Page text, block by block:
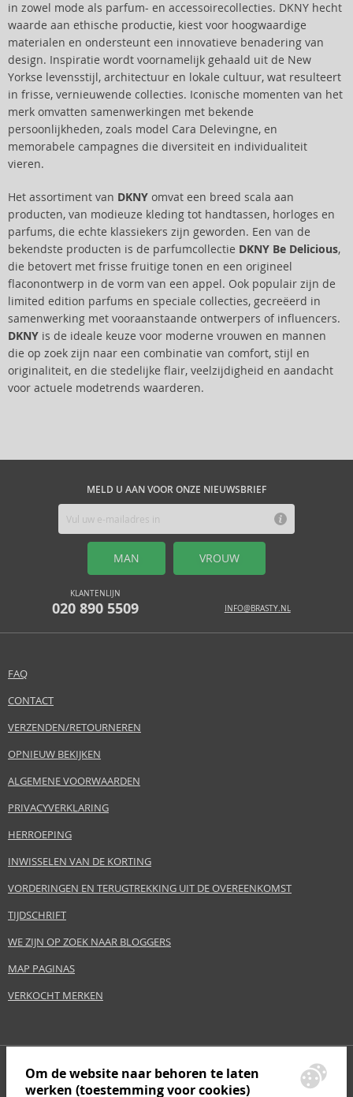
in zowel mode als parfum- en accessoirecollecties. DKNY hecht
waarde aan ethische productie, kiest voor hoogwaardige
materialen en ondersteunt een innovatieve benadering van
design. Inspiratie wordt voornamelijk gehaald uit de New
Yorkse levensstijl, architectuur en lokale cultuur, wat resulteert
in frisse, vernieuwende collecties. Iconische momenten van het
merk omvatten samenwerkingen met bekende
persoonlijkheden, zoals model Cara Delevingne, en
memorabele campagnes die diversiteit en individualiteit
vieren.
Het assortiment van DKNY omvat een breed scala aan
producten, van modieuze kleding tot handtassen, horloges en
parfums, die echte klassiekers zijn geworden. Een van de
bekendste producten is de parfumcollectie DKNY Be Delicious,
die betovert met frisse fruitige tonen en een origineel
flaconontwerp in de vorm van een appel. Ook populair zijn de
limited edition parfums en speciale collecties, gecreëerd in
samenwerking met vooraanstaande ontwerpers of influencers.
DKNY is de ideale keuze voor moderne vrouwen en mannen
die op zoek zijn naar een combinatie van comfort, stijl en
originaliteit, en die stedelijke flair, veelzijdigheid en aandacht
voor actuele modetrends waarderen.
MELD U AAN VOOR ONZE NIEUWSBRIEF
MAN VROUW
KLANTENLIJN
020 890 5509 INFO@BRASTY.NL
FAQ
CONTACT
VERZENDEN/RETOURNEREN
OPNIEUW BEKIJKEN
ALGEMENE VOORWAARDEN
PRIVACYVERKLARING
HERROEPING
INWISSELEN VAN DE KORTING
VORDERINGEN EN TERUGTREKKING UIT DE OVEREENKOMST
TIJDSCHRIFT
WE ZIJN OP ZOEK NAAR BLOGGERS
MAP PAGINAS
VERKOCHT MERKEN
Om de website naar behoren te laten
werken (toestemming voor cookies)